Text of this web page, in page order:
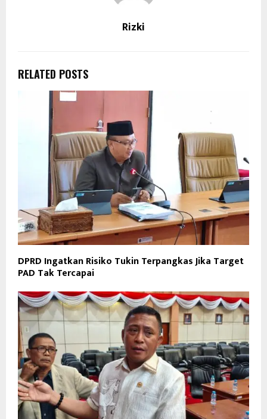
Rizki
RELATED POSTS
DPRD Ingatkan Risiko Tukin Terpangkas Jika Target
PAD Tak Tercapai